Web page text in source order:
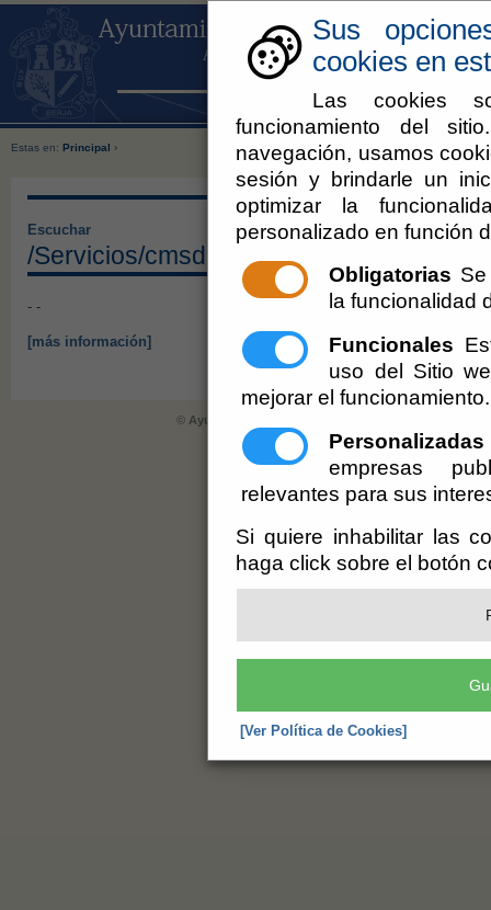
Sus
cookies en
Las cookies
funcionamiento del
navegación, usamos
sesión y brindarle un
optimizar la
personalizado en función
Obligatorias
la funcionalidad
Funcionales
uso del Sitio
mejorar el funcionamiento.
Personalizadas
empresas
relevantes para sus
Si quiere inhabilitar las
haga click sobre el botón
[Ver Política de Cookies]
Estas en: Principal ›
Escuchar
/Servicios/cmsdipro/index.nsf/blank.png
- -
[más información]
© Ayuntamiento de Berja (CIF: P-0402900-E)
informacion@berja.es-Aviso Legal-